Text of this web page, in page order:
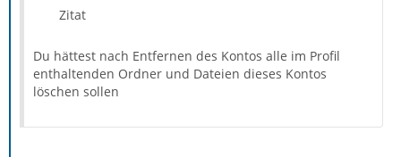
Zitat
Du hättest nach Entfernen des Kontos alle im Profil
enthaltenden Ordner und Dateien dieses Kontos
löschen sollen